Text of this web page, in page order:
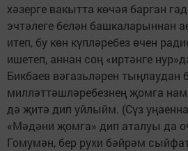
хәзерге вакытта көчәя барган
эчтәлеге белән башкаларыннан
итеп, бу көн күпләребез өчен
ишетеп, аннан соң «иртәнге
Бикбаев вәгазьләрен
милләттәшләребезнең җомга
дә җитә дип уйлыйм. (Сүз
«Мәдәни җомга» дип аталуы да
Гомумән, бер рухи бәйрәм